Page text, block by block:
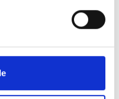
1. januar